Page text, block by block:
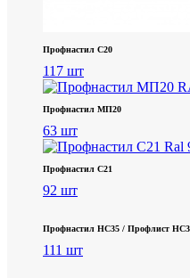
Профнастил С20
117 шт
Профнастил МП20
63 шт
Профнастил С21
92 шт
Профнастил НС35 / Профлист
111 шт